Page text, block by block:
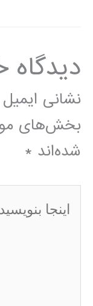
دیدگاه‌
نشانی
بخش‌های
شده‌اند *
اینجا
بنویسید…